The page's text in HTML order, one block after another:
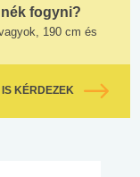
fogyni?
190 cm és
IS KÉRDEZEK